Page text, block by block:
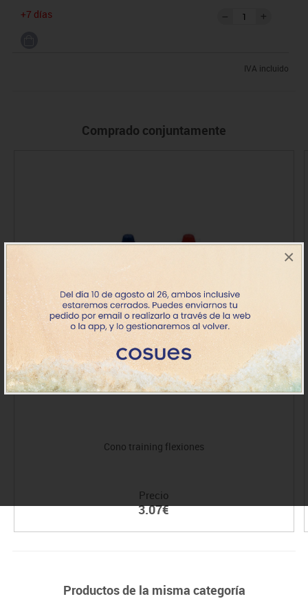
×
+7 días
IVA incluido
Comprado conjuntamente
Cono training flexiones
Precio
3.07€
Productos de la misma categoría